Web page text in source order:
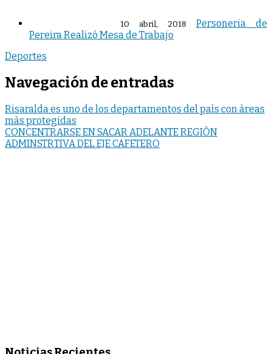
10 abril, 2018
Personeria de
Pereira Realizò Mesa de Trabajo
Deportes
Navegación de entradas
Risaralda es uno de los departamentos del paìs con àreas
màs protegidas
CONCENTRARSE EN SACAR ADELANTE REGIÒN
ADMINSTRTIVA DEL EJE CAFETERO